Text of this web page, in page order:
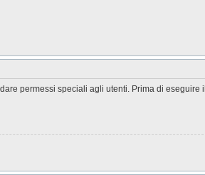
permessi speciali agli utenti. Prima di eseguire